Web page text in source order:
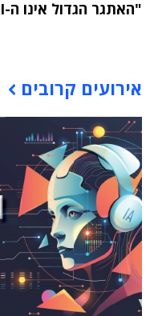
"האתגר הגדול אינו ה-AI אלא הטמעתה בארגון"
אירועים קרובים